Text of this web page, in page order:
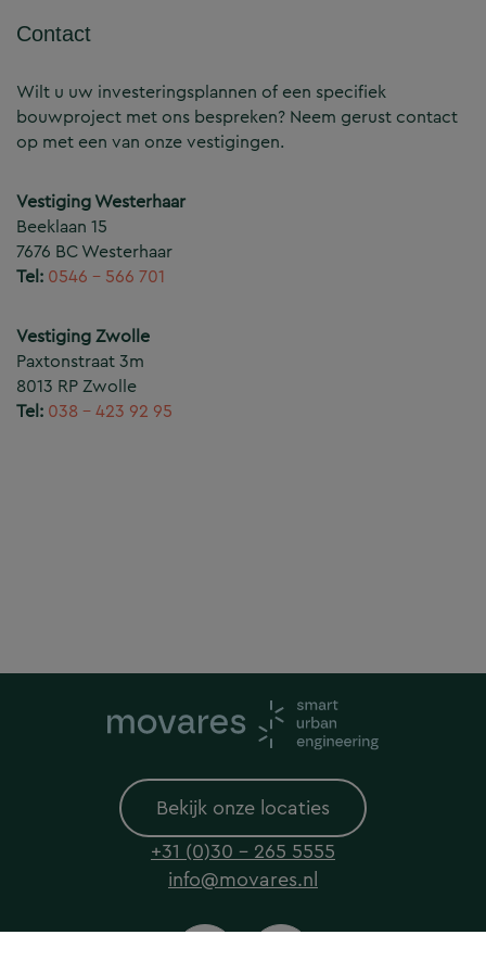
Contact
Wilt u uw investeringsplannen of een specifiek
bouwproject met ons bespreken? Neem gerust contact
op met een van onze vestigingen.
Vestiging Westerhaar
Beeklaan 15
7676 BC Westerhaar
Tel: 0546 – 566 701
Vestiging Zwolle
Paxtonstraat 3m
8013 RP Zwolle
Tel: 038 – 423 92 95
Bekijk onze locaties
+31 (0)30 - 265 5555
info@movares.nl